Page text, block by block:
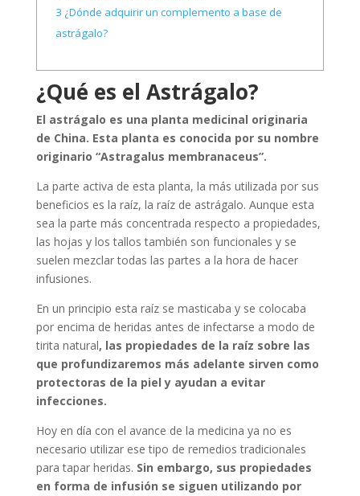
3 ¿Dónde adquirir un complemento a base de
astrágalo?
¿Qué es el Astrágalo?
El astrágalo es una planta medicinal originaria
de China. Esta planta es conocida por su nombre
originario “Astragalus membranaceus”.
La parte activa de esta planta, la más utilizada por sus
beneficios es la raíz, la raíz de astrágalo. Aunque esta
sea la parte más concentrada respecto a propiedades,
las hojas y los tallos también son funcionales y se
suelen mezclar todas las partes a la hora de hacer
infusiones.
En un principio esta raíz se masticaba y se colocaba
por encima de heridas antes de infectarse a modo de
tirita natural, las propiedades de la raíz sobre las
que profundizaremos más adelante sirven como
protectoras de la piel y ayudan a evitar
infecciones.
Hoy en día con el avance de la medicina ya no es
necesario utilizar ese tipo de remedios tradicionales
para tapar heridas. Sin embargo, sus propiedades
en forma de infusión se siguen utilizando por